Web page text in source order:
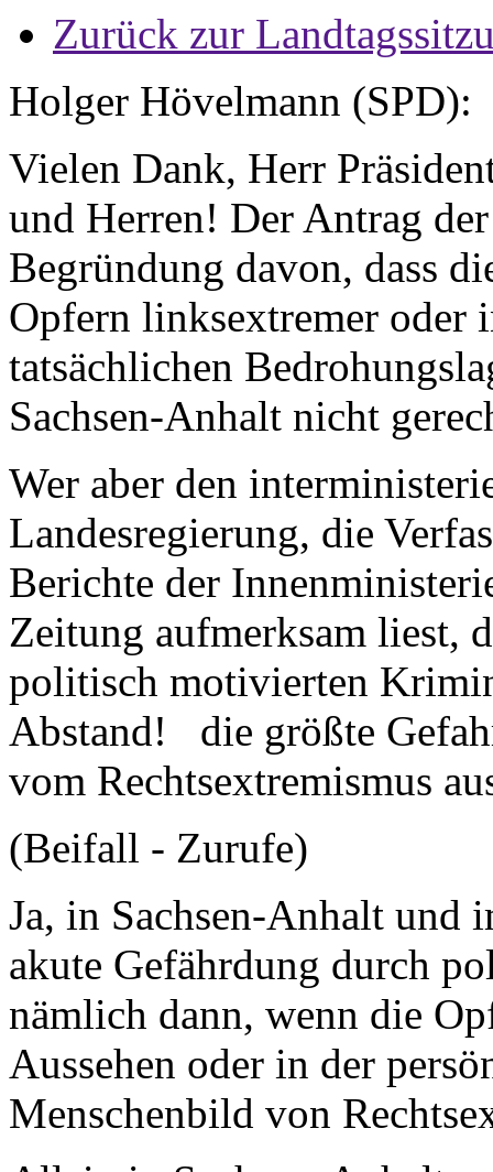
Zurück zur
Holger Hövelmann (SPD):
Vielen Dank, Herr
und Herren! Der Antrag
Begründung davon, dass
Opfern linksextremer oder
tatsächlichen
Sachsen-Anhalt nicht
Wer aber den
Landesregierung, die
Berichte der
Zeitung aufmerksam liest,
politisch motivierten
Abstand! die größte
vom Rechtsextremismus
(Beifall - Zurufe)
Ja, in Sachsen-Anhalt und
akute Gefährdung durch
nämlich dann, wenn die
Aussehen oder in der
Menschenbild von